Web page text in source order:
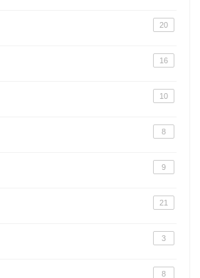
20
16
10
8
9
21
3
8